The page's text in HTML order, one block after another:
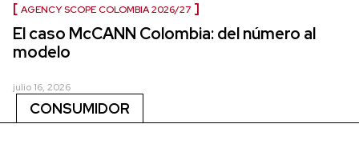
AGENCY SCOPE COLOMBIA 2026/27
El caso McCANN Colombia: del número al
modelo
julio 16, 2026
CONSUMIDOR